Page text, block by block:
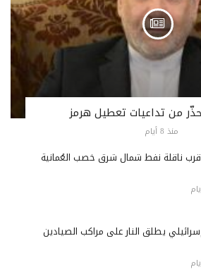
من تداعيات تعطيل هرمز
منذ 8 أيام
قرب ناقلة نفط شمال شرق خصب العُمانية
يطلق النار على مراكب الصيادين